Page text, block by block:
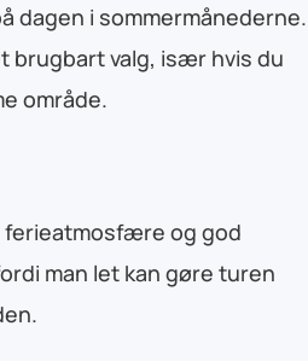
dagen i sommermånederne.
brugbart valg, især hvis du
område.
ferieatmosfære og god
man let kan gøre turen